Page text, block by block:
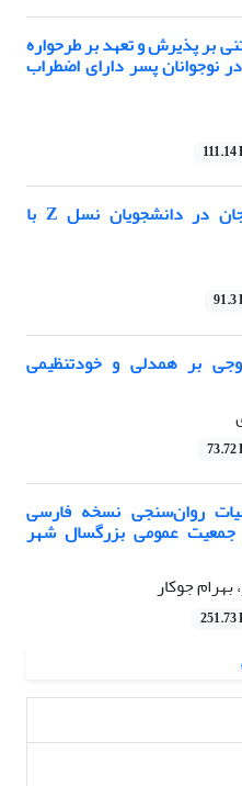
بر پذیرش و تعهد بر طرحواره
نوجوانان پسر دارای اضطراب
شناسایی راهبردهای تنظیم هیجان در دانشجویان نسل Z با
91.3
بر همدلی و خودتنظیمی
73.72
روان‌سنجی نسخه فارسی
جمعیت عمومی بزرگسال شهر
جوکار
251.73